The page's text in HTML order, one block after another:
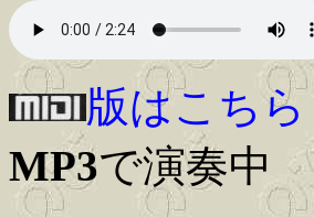
版はこちら
MP3で演奏中